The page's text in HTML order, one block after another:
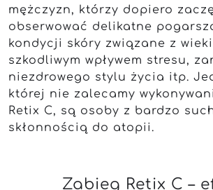
mężczyzn, którzy dopiero
obserwować delikatne
kondycji skóry związane z
szkodliwym wpływem stresu,
niezdrowego stylu życia itp.
której nie zalecamy
Retix C, są osoby z bardzo
skłonnością do atopii.
Zabieg Retix C –